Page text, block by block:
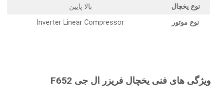
نوع یخچال
بالا پایین
نوع موتور
Inverter Linear Compressor
ویژگی های فنی یخچال فریزر ال جی F652